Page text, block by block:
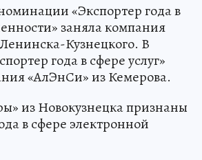
«Экспортер года в
заняла компания
Кузнецкого. В
года в сфере услуг»
«АлЭнСи» из Кемерова.
из Новокузнецка признаны
в сфере электронной